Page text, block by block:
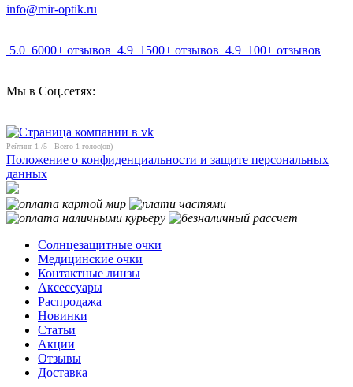
info@mir-optik.ru
5.0 6000+ отзывов 4.9 1500+ отзывов 4.9 100+ отзывов
Мы в Соц.сетях:
Рейтинг 1 /5 - Всего 1 голос(ов)
Положение о конфиденциальности и защите персональных
данных
Солнцезащитные очки
Медицинские очки
Контактные линзы
Аксессуары
Распродажа
Новинки
Статьи
Акции
Отзывы
Доставка